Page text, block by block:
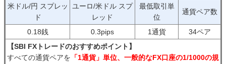
米ドル/円 スプレッ
ド
ユーロ/米ドル スプ
レッド
最低取引単
位
通貨ペア数
0.18銭 0.3pips 1通貨
34ペア
【SBI FXトレードのおすすめポイント】
すべての通貨ペアを 「1通貨」単位、一般的なFX口座の1/1000の規